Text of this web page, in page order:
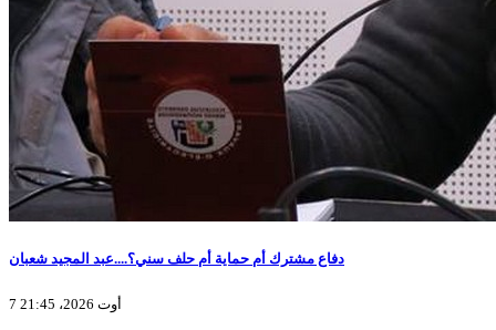
دفاع مشترك أم حماية أم حلف سني؟....عبد المجيد شعبان
7 أوت 2026، 21:45